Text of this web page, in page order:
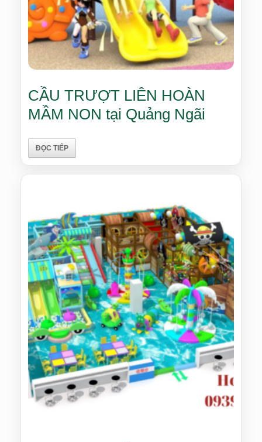
CẦU TRƯỢT LIÊN HOÀN
MẦM NON tại Quảng Ngãi
ĐỌC TIẾP